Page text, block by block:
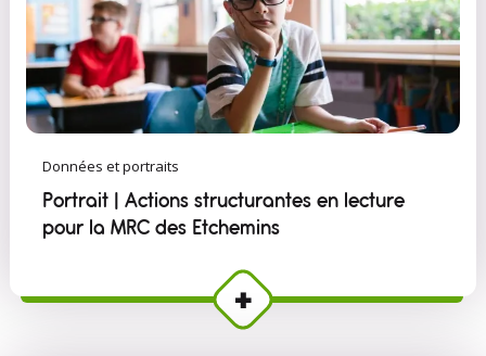
Données et portraits
Portrait | Actions structurantes en lecture
pour la MRC des Etchemins